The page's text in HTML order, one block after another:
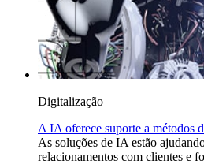
Digitalização
A IA oferece suporte a métodos
As soluções de IA estão
relacionamentos com clientes e